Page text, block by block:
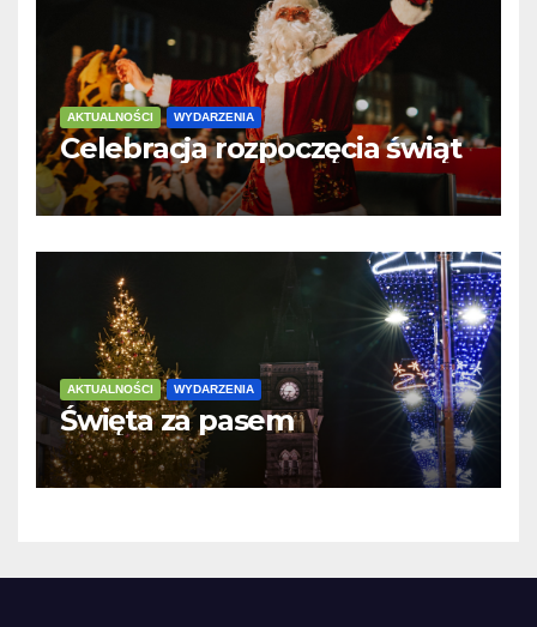
AKTUALNOŚCI WYDARZENIA
Celebracja rozpoczęcia świąt
AKTUALNOŚCI WYDARZENIA
Święta za pasem